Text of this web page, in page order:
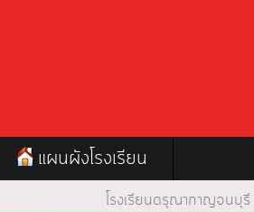
แผนผังโรงเรียน
โรงเรียนดรุณากาญจนบุรี ยินดีต้อนรับ